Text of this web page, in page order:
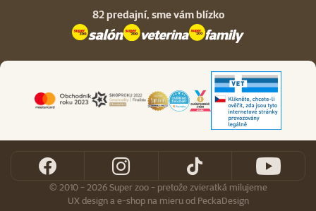
82 predajní, sme vám blízko
© 2010 - 2026 Super zoo - pretože zvieratká milujeme
UX designa e-shop na mieruod PeckaDesign